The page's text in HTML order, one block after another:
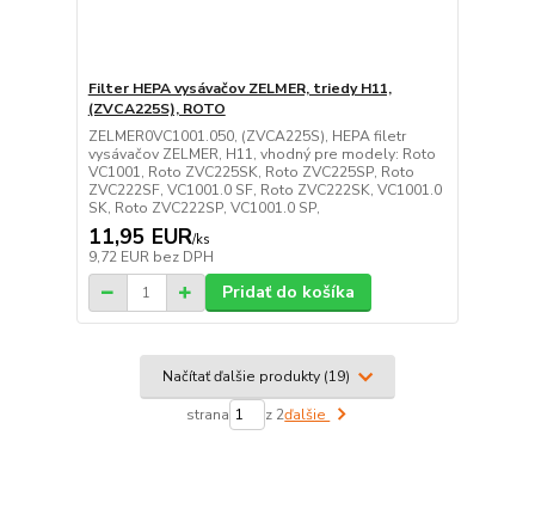
Filter HEPA vysávačov ZELMER, triedy H11,
(ZVCA225S), ROTO
ZELMER0VC1001.050, (ZVCA225S), HEPA filetr
vysávačov ZELMER, H11, vhodný pre modely: Roto
VC1001, Roto ZVC225SK, Roto ZVC225SP, Roto
ZVC222SF, VC1001.0 SF, Roto ZVC222SK, VC1001.0
SK, Roto ZVC222SP, VC1001.0 SP,
11,95 EUR/ks
9,72 EUR bez DPH
Pridať do košíka
Načítať ďalšie produkty (19)
strana z 2ďalšie